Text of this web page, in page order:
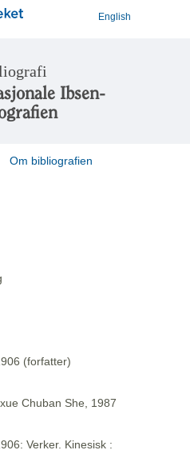
English
Ibsen-
Om bibliografien
(forfatter)
Chuban She, 1987
Verker. Kinesisk :